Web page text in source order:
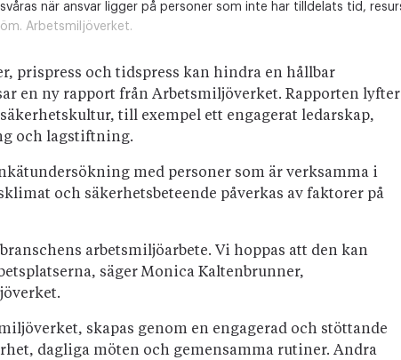
när ansvar ligger på personer som inte har tilldelats tid,
Arbetsmiljöverket.
prispress och tidspress kan hindra en hållbar
en ny rapport från Arbetsmiljöverket. Rapporten lyfter
till exempel ett engagerat ledarskap,
och lagstiftning.
med personer som är verksamma i
och säkerhetsbeteende påverkas av faktorer på
arbetsmiljöarbete. Vi hoppas att den kan
säger Monica Kaltenbrunner,
skapas genom en engagerad och stöttande
dagliga möten och gemensamma rutiner. Andra